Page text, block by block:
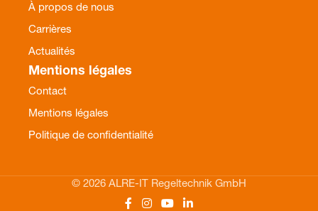
À propos de nous
Carrières
Actualités
Mentions légales
Contact
Mentions légales
Politique de confidentialité
© 2026 ALRE-IT Regeltechnik GmbH